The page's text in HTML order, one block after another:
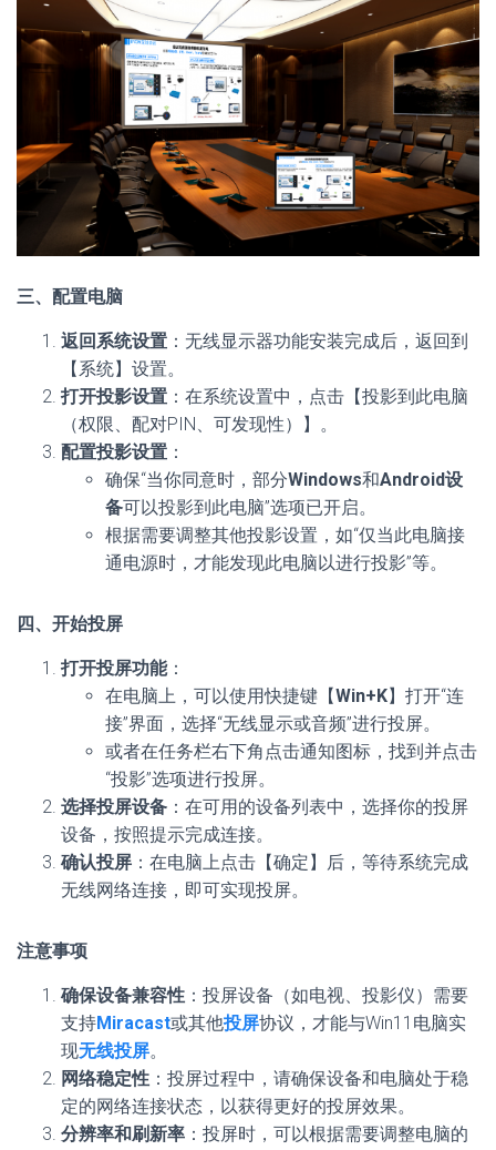
三、配置电脑
返回系统设置 ：无线显示器功能安装完成后，返回到
【系统】设置。
打开投影设置 ：在系统设置中，点击【投影到此电脑
（权限、配对PIN、可发现性）】。
配置投影设置 ：
确保“当你同意时，部分Windows和Android设
备可以投影到此电脑”选项已开启。
根据需要调整其他投影设置，如“仅当此电脑接
通电源时，才能发现此电脑以进行投影”等。
四、开始投屏
打开投屏功能：
在电脑上，可以使用快捷键【Win+K】打开“连
接”界面，选择“无线显示或音频”进行投屏。
或者在任务栏右下角点击通知图标，找到并点击
“投影”选项进行投屏。
选择投屏设备 ：在可用的设备列表中，选择你的投屏
设备，按照提示完成连接。
确认投屏 ：在电脑上点击【确定】后，等待系统完成
无线网络连接，即可实现投屏。
注意事项
确保设备兼容性 ：投屏设备（如电视、投影仪）需要
支持Miracast或其他投屏协议，才能与Win11电脑实
现无线投屏。
网络稳定性 ：投屏过程中，请确保设备和电脑处于稳
定的网络连接状态，以获得更好的投屏效果。
分辨率和刷新率 ：投屏时，可以根据需要调整电脑的